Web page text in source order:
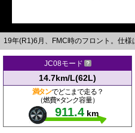
19年(R1)6月、FMC時のフロント。仕
JC08モード
14.7km/L(62L)
満タンでどこまで走る？
（燃費×タンク容量）
911.4 km